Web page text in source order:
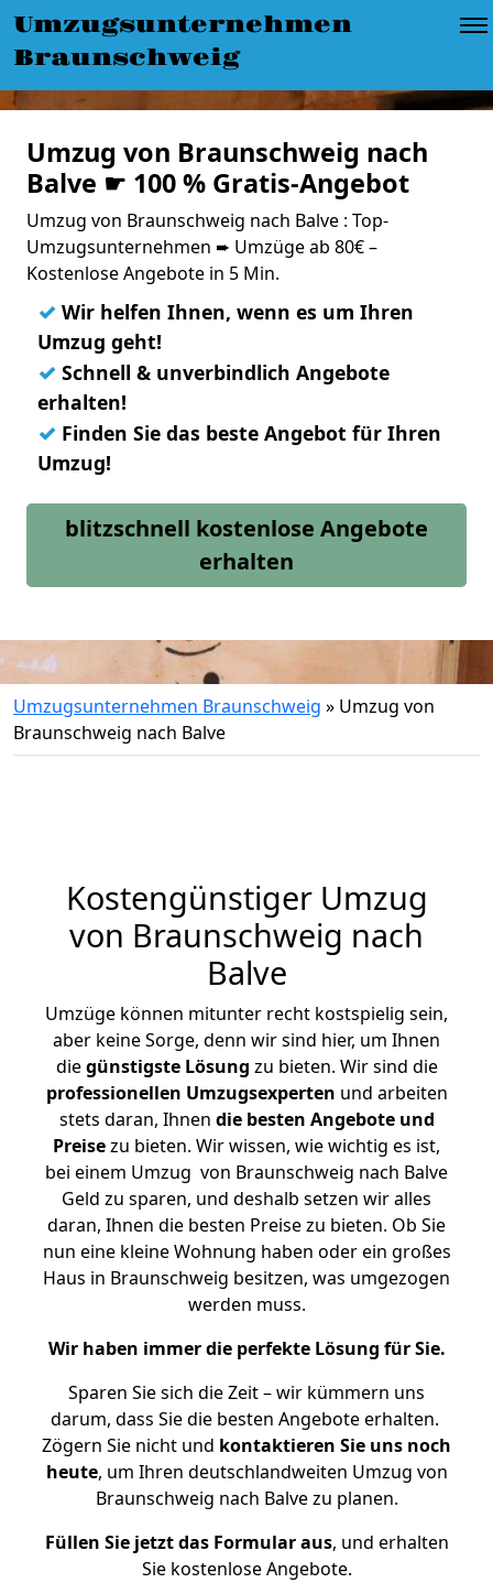
Umzugsunternehmen
Braunschweig
Umzug von Braunschweig nach
Balve ☛ 100 % Gratis-Angebot
Umzug von Braunschweig nach Balve : Top-
Umzugsunternehmen ➨ Umzüge ab 80€ –
Kostenlose Angebote in 5 Min.
✓ Wir helfen Ihnen, wenn es um Ihren
Umzug geht!
✓ Schnell & unverbindlich Angebote
erhalten!
✓ Finden Sie das beste Angebot für Ihren
Umzug!
blitzschnell kostenlose Angebote
erhalten
Umzugsunternehmen Braunschweig » Umzug von
Braunschweig nach Balve
Kostengünstiger Umzug
von Braunschweig nach
Balve
Umzüge können mitunter recht kostspielig sein,
aber keine Sorge, denn wir sind hier, um Ihnen
diegünstigste Lösung zu bieten. Wir sind die
professionellen Umzugsexperten und arbeiten
stets daran, Ihnen die besten Angebote und
Preisezu bieten. Wir wissen, wie wichtig es ist,
bei einem Umzug von Braunschweig nach Balve
Geld zu sparen, und deshalb setzen wir alles
daran, Ihnen die besten Preise zu bieten. Ob Sie
nun eine kleine Wohnung haben oder ein großes
Haus in Braunschweig besitzen, was umgezogen
werden muss.
Wir haben immer die perfekte Lösung für Sie.
Sparen Sie sich die Zeit – wir kümmern uns
darum, dass Sie die besten Angebote erhalten.
Zögern Sie nicht und kontaktieren Sie uns noch
heute, um Ihren deutschlandweiten Umzug von
Braunschweig nach Balve zu planen.
Füllen Sie jetzt das Formular aus, und erhalten
Sie kostenlose Angebote.